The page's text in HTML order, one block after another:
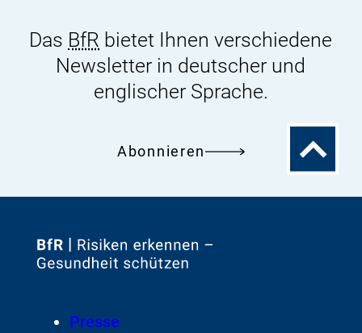
Das BfR bietet Ihnen verschiedene
Newsletter in deutscher und
englischer Sprache.
Abonnieren
Zum
Zur
FooterPresse